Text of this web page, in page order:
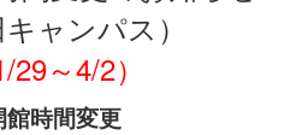
キャンパス）
29～4/2）
館時間変更